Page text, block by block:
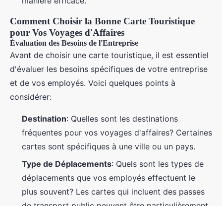
Comment Choisir la Bonne Carte Touristique
pour Vos Voyages d'Affaires
Évaluation des Besoins de l'Entreprise
Avant de choisir une carte touristique, il est essentiel
d'évaluer les besoins spécifiques de votre entreprise
et de vos employés. Voici quelques points à
considérer:
Destination: Quelles sont les destinations
fréquentes pour vos voyages d'affaires? Certaines
cartes sont spécifiques à une ville ou un pays.
Type de Déplacements: Quels sont les types de
déplacements que vos employés effectuent le
plus souvent? Les cartes qui incluent des passes